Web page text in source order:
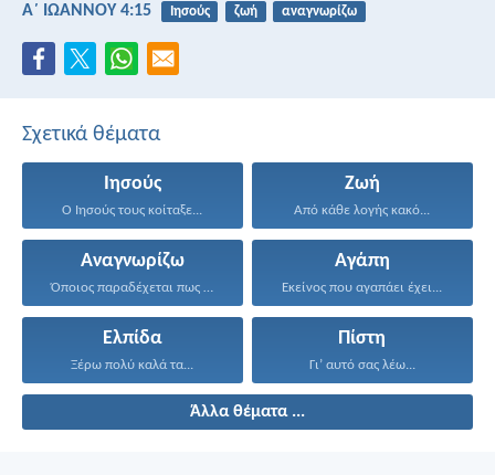
Α΄ ΙΩΑΝΝΟΥ 4:15 Ιησούς ζωή αναγνωρίζω
Σχετικά θέματα
Ιησούς
Ο Ιησούς τους κοίταξε...
Ζωή
Από κάθε λογής κακό...
Αναγνωρίζω
Όποιος παραδέχεται πως ο...
Αγάπη
Εκείνος που αγαπάει έχει...
Ελπίδα
Ξέρω πολύ καλά τα...
Πίστη
Γι’ αυτό σας λέω...
Άλλα θέματα ...